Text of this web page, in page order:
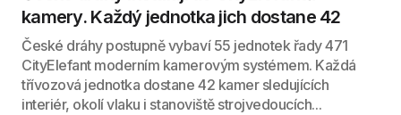
kamery. Každý jednotka jich dostane 42
České dráhy postupně vybaví 55 jednotek řady 471
CityElefant moderním kamerovým systémem. Každá
třívozová jednotka dostane 42 kamer sledujících
interiér, okolí vlaku i stanoviště strojvedoucích...